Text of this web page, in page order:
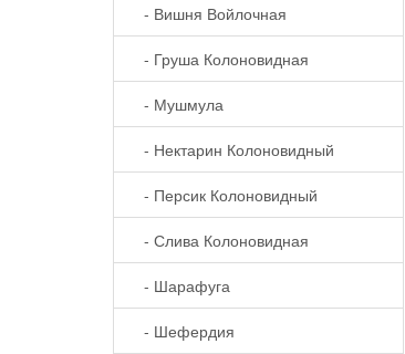
- Вишня Войлочная
- Груша Колоновидная
- Мушмула
- Нектарин Колоновидный
- Персик Колоновидный
- Слива Колоновидная
- Шарафуга
- Шефердия